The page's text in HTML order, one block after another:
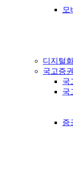
모
디지털
국고증권
국
국
증